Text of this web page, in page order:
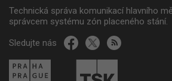
Technická správa komunikací hlavního
správcem systému zón placeného stání.
Sledujte nás